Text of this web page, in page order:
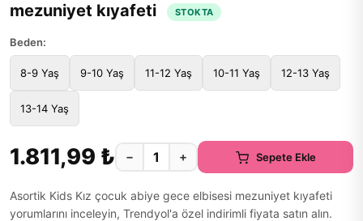
mezuniyet kıyafeti
STOKTA
Beden:
8-9 Yaş 9-10 Yaş 11-12 Yaş 10-11 Yaş 12-13 Yaş
13-14 Yaş
1.811,99 ₺ − + Sepete Ekle
Asortik Kids Kız çocuk abiye gece elbisesi mezuniyet kıyafeti
yorumlarını inceleyin, Trendyol'a özel indirimli fiyata satın alın.